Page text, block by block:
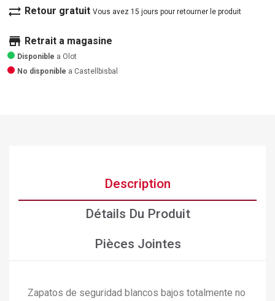
sync_alt Retour gratuit Vous avez 15 jours pour retourner le produit
store Retrait a magasine
Disponible a Olot
No disponible a Castellbisbal
Description
Détails Du Produit
Pièces Jointes
Zapatos de seguridad blancos bajos totalmente no